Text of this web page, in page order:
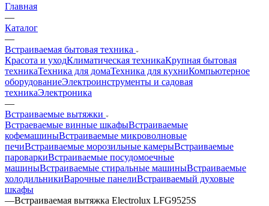
Главная
—
Каталог
—
Встраиваемая бытовая техника
Красота и уходКлиматическая техникаКрупная бытовая
техникаТехника для домаТехника для кухниКомпьютерное
оборудованиеЭлектроинструменты и садовая
техникаЭлектроника
—
Встраиваемые вытяжки
Встраеваемые винные шкафыВстраиваемые
кофемашиныВстраиваемые микроволновые
печиВстраиваемые морозильные камерыВстраиваемые
пароваркиВстраиваемые посудомоечные
машиныВстраиваемые стиральные машиныВстраиваемые
холодильникиВарочные панелиВстраиваемый духовые
шкафы
—Встраиваемая вытяжка Electrolux LFG9525S